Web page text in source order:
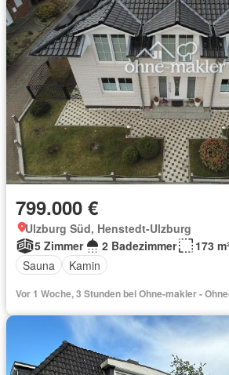
799.000 €
Ulzburg Süd, Henstedt-Ulzburg
5 Zimmer
2 Badezimmer
173
Sauna
Kamin
Vor 1 Woche, 3 Stunden bei Ohne-makler -